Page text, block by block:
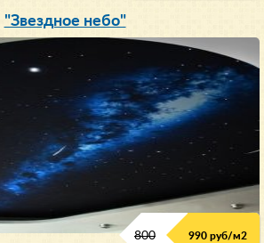
"Звездное небо"
800 990 руб/м2